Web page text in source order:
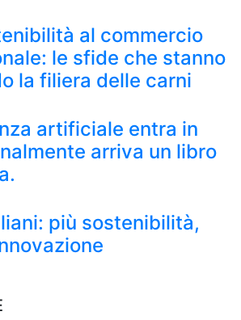
al commercio
le sfide che stanno
la filiera delle carni
artificiale entra in
arriva un libro
più sostenibilità,